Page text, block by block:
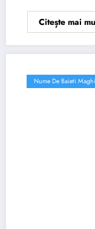
Citește mai
Nume De Baieti